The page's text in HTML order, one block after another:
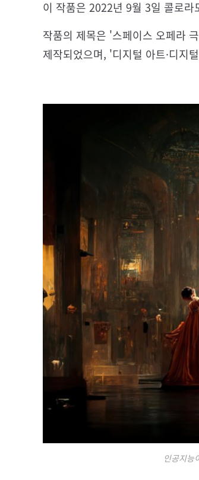
이 작품은 2022년 9월 3일 콜로
작품의 제목은 '스페이스 오페라
제작되었으며, '디지털 아트·디지
인공지